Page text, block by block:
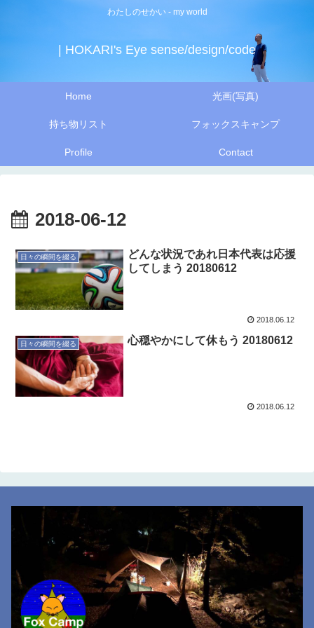
わたしのせかい - my world
| HOKARI's Eye sense/design/code
Home 光画(写真)
持ち物リスト フォックスキャンプ
Profile Contact
2018-06-12
日々の瞬間を綴る
どんな状況であれ日本代表は応援
してしまう 20180612
2018.06.12
日々の瞬間を綴る 心穏やかにして休もう 20180612
2018.06.12